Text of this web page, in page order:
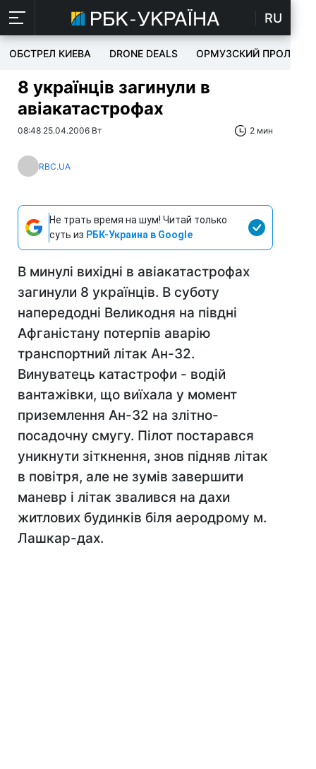
RU
ОБСТРЕЛ КИЕВА DRONE DEALS ОРМУЗСКИЙ ПРОЛИВ
8 українців загинули в
авіакатастрофах
08:48 25.04.2006 Вт 2 мин
RBC.UA
Не трать время на шум! Читай только
суть из РБК-Украина в Google
В минулі вихідні в авіакатастрофах
загинули 8 українців. В суботу
напередодні Великодня на півдні
Афганістану потерпів аварію
транспортний літак Ан-32.
Винуватець катастрофи - водій
вантажівки, що виїхала у момент
приземлення Ан-32 на злітно-
посадочну смугу. Пілот постарався
уникнути зіткнення, знов підняв літак
в повітря, але не зумів завершити
маневр і літак звалився на дахи
житлових будинків біля аеродрому м.
Лашкар-дах.